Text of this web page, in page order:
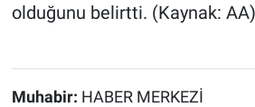
olduğunu belirtti. (Kaynak: AA)
Muhabir: HABER MERKEZİ